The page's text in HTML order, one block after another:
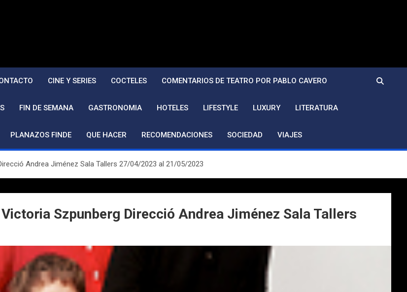
CINE Y SERIES COCTELES COMENTARIOS DE TEATRO POR PABLO CAVERO
FIN DE SEMANA GASTRONOMIA HOTELES LIFESTYLE LUXURY LITERATURA
PLANAZOS FINDE QUE HACER RECOMENDACIONES SOCIEDAD VIAJES
Andrea Jiménez Sala Tallers 27/04/2023 al 21/05/2023
Szpunberg Direcció Andrea Jiménez Sala Tallers